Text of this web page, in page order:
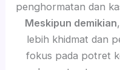
penghormatan dan
Meskipun demikian
lebih khidmat dan
fokus pada potret